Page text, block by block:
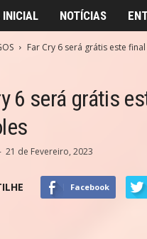
INICIAL NOTÍCIAS
Far Cry 6 será grátis este
6 será grátis
21 de Fevereiro, 2023
Facebook